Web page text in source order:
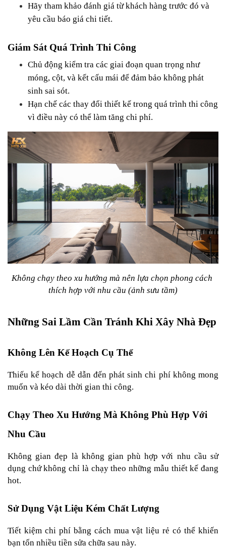
Hãy tham khảo đánh giá từ khách hàng trước đó và
yêu cầu báo giá chi tiết.
Giám Sát Quá Trình Thi Công
Chủ động kiểm tra các giai đoạn quan trọng như
móng, cột, và kết cấu mái để đảm bảo không phát
sinh sai sót.
Hạn chế các thay đổi thiết kế trong quá trình thi công
vì điều này có thể làm tăng chi phí.
Không chạy theo xu hướng mà nên lựa chọn phong cách
thích hợp với nhu cầu (ảnh sưu tầm)
Những Sai Lầm Cần Tránh Khi Xây Nhà Đẹp
Không Lên Kế Hoạch Cụ Thể
Thiếu kế hoạch dễ dẫn đến phát sinh chi phí không mong
muốn và kéo dài thời gian thi công.
Chạy Theo Xu Hướng Mà Không Phù Hợp Với
Nhu Cầu
Không gian đẹp là không gian phù hợp với nhu cầu sử
dụng chứ không chỉ là chạy theo những mẫu thiết kế đang
hot.
Sử Dụng Vật Liệu Kém Chất Lượng
Tiết kiệm chi phí bằng cách mua vật liệu rẻ có thể khiến
bạn tốn nhiều tiền sửa chữa sau này.